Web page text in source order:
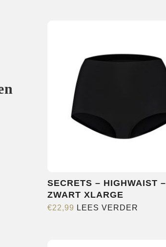
SECRETS – HIGHWAIST –
ZWART XLARGE
€22,99 LEES VERDER